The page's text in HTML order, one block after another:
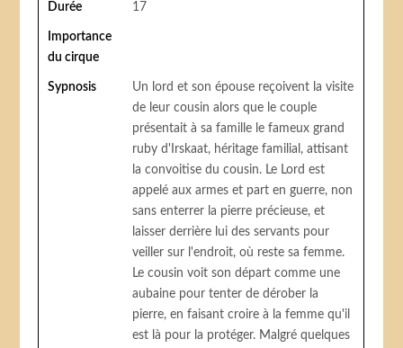
Durée 17
Importance
du cirque
Sypnosis
Un lord et son épouse reçoivent la visite
de leur cousin alors que le couple
présentait à sa famille le fameux grand
ruby d'Irskaat, héritage familial, attisant
la convoitise du cousin. Le Lord est
appelé aux armes et part en guerre, non
sans enterrer la pierre précieuse, et
laisser derrière lui des servants pour
veiller sur l'endroit, où reste sa femme.
Le cousin voit son départ comme une
aubaine pour tenter de dérober la
pierre, en faisant croire à la femme qu'il
est là pour la protéger. Malgré quelques